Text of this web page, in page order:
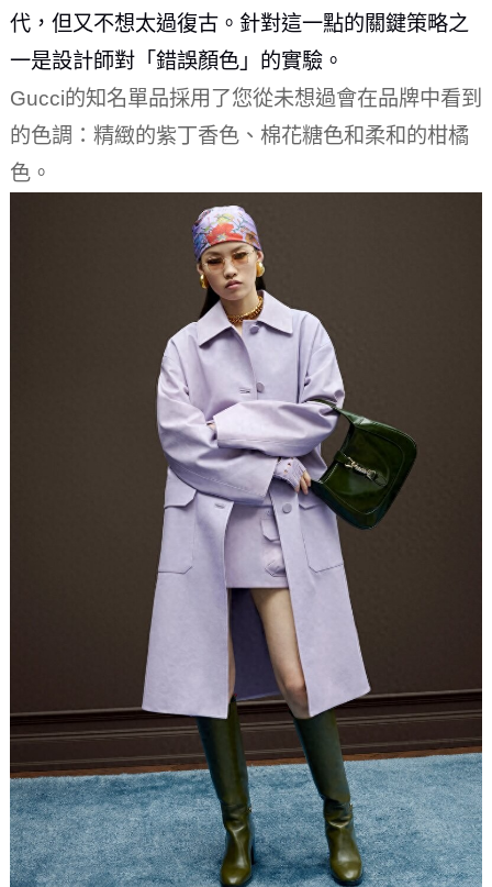
代，但又不想太過復古。針對這一點的關鍵策略之
一是設計師對「錯誤顏色」的實驗。
Gucci的知名單品採用了您從未想過會在品牌中看到
的色調：精緻的紫丁香色、棉花糖色和柔和的柑橘
色。